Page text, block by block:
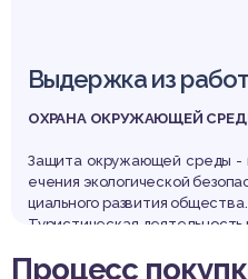
Выдержка из
ОХРАНА ОКРУЖАЮЩЕЙ
Защита окружающей среды -
ечения экологической
циального развития общества.
Туристическая
ожет быть прямым,
Процесс